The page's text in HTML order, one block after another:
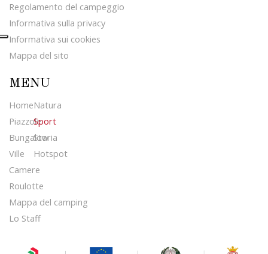
Regolamento del campeggio
Informativa sulla privacy
Informativa sui cookies
Mappa del sito
MENU
Home
Piazzole
Bungalow
Ville
Camere
Roulotte
Mappa del camping
Lo Staff
Natura
Sport
Storia
Hotspot